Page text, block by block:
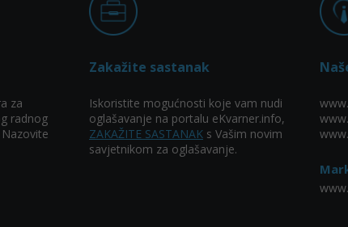
za
radnog
Zakažite sastanak
Iskoristite mogućnosti koje vam nudi
oglašavanje na portalu eKvarner.info,
ZAKAŽITE SASTANAK s Vašim novim
savjetnikom za oglašavanje.